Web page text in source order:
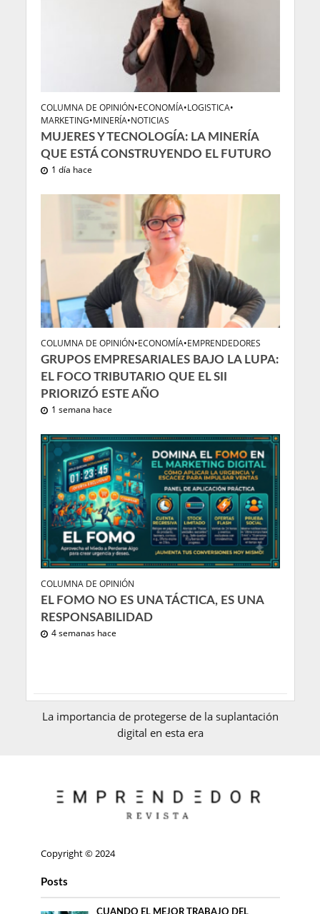
COLUMNA DE OPINIÓN•ECONOMÍA•LOGISTICA•
MARKETING•MINERÍA•NOTICIAS
MUJERES Y TECNOLOGÍA: LA MINERÍA
QUE ESTÁ CONSTRUYENDO EL FUTURO
1 día hace
COLUMNA DE OPINIÓN•ECONOMÍA•EMPRENDEDORES
GRUPOS EMPRESARIALES BAJO LA LUPA:
EL FOCO TRIBUTARIO QUE EL SII
PRIORIZÓ ESTE AÑO
1 semana hace
COLUMNA DE OPINIÓN
EL FOMO NO ES UNA TÁCTICA, ES UNA
RESPONSABILIDAD
4 semanas hace
La importancia de protegerse de la suplantación
digital en esta era
Copyright © 2024
Posts
CUANDO EL MEJOR TRABAJO DEL